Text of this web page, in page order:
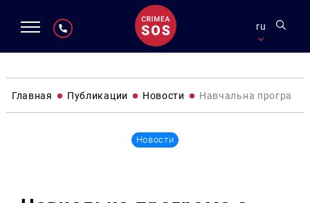
ru
Главная Публикации Новости Навчальна програма
Новости